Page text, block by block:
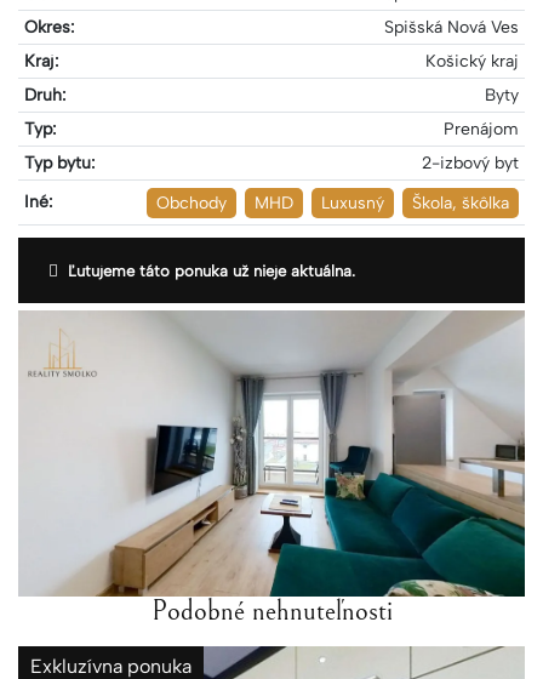
Okres:
Spišská Nová Ves
Kraj:
Košický kraj
Druh:
Byty
Typ:
Prenájom
Typ bytu:
2-izbový byt
Iné:
Obchody MHD Luxusný Škola, škôlka
Ľutujeme táto ponuka už nieje aktuálna.
Podobné nehnuteľnosti
Exkluzívna ponuka